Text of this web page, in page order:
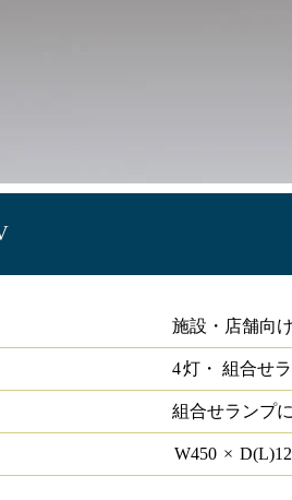
施設・店舗向
4灯・ 組合せ
組合せランプ
W450 × D(L)